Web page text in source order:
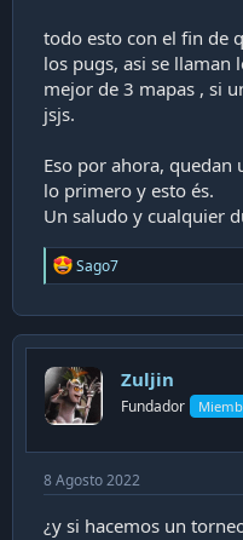
todo esto con el fin de
los pugs, asi se llaman
mejor de 3 mapas , si
jsjs.
Eso por ahora, quedan
lo primero y esto és.
Un saludo y cualquier
R
e
c
t
o
n
s
Sago7
Zuljin
Fundador
8 Agosto 2022
¿y si hacemos un